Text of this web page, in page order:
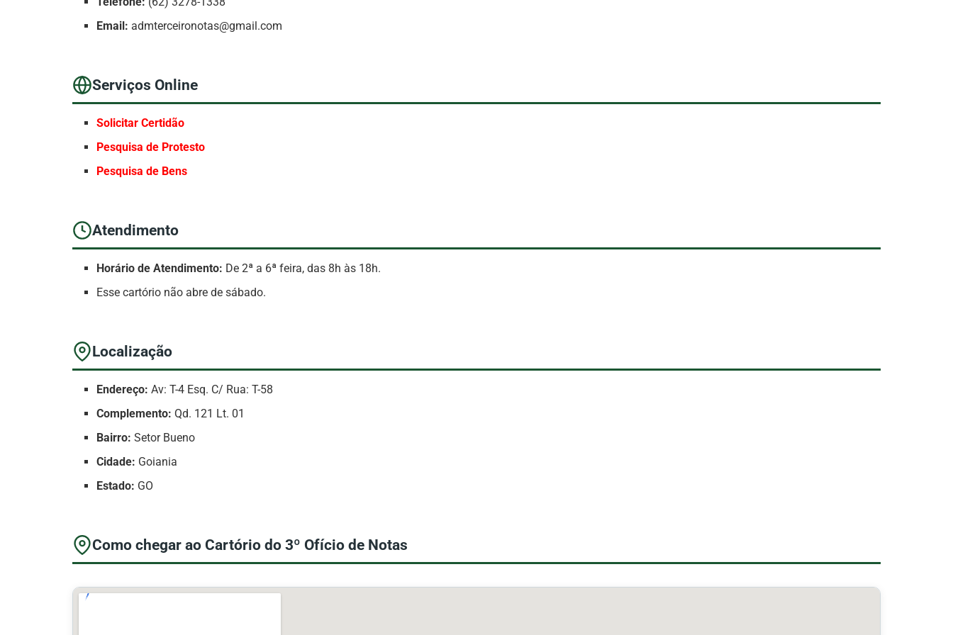
Email: admterceironotas@gmail.com
Serviços Online
Solicitar Certidão
Pesquisa de Protesto
Pesquisa de Bens
Atendimento
Horário de Atendimento: De 2ª a 6ª feira, das 8h às 18h.
Esse cartório não abre de sábado.
Localização
Endereço: Av: T-4 Esq. C/ Rua: T-58
Complemento: Qd. 121 Lt. 01
Bairro: Setor Bueno
Cidade: Goiania
Estado: GO
Como chegar ao Cartório do 3º Ofício de Notas